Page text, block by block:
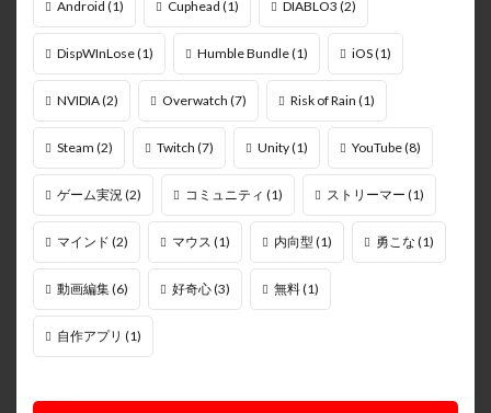
Android (1) Cuphead (1) DIABLO3 (2)
DispWInLose(1) Humble Bundle(1) iOS(1)
NVIDIA(2) Overwatch (7) Risk of Rain (1)
Steam (2) Twitch (7) Unity(1) YouTube(8)
ゲーム実況(2) コミュニティ (1) ストリーマー (1)
マインド (2) マウス (1) 内向型 (1) 勇こな (1)
動画編集(6) 好奇心(3) 無料(1)
自作アプリ (1)